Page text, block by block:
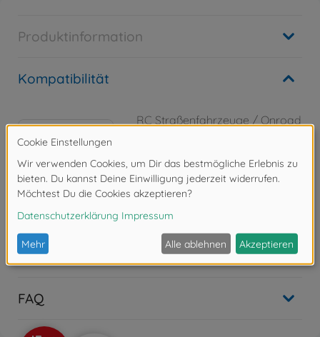
Produktinformation
Kompatibilität
RC Straßenfahrzeuge / Onroad
(992)
300058745
169,99 €
Bewertungen (1)
FAQ